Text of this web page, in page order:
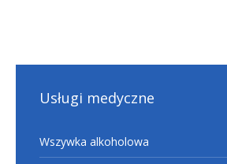
Usługi medyczne
Wszywka alkoholowa